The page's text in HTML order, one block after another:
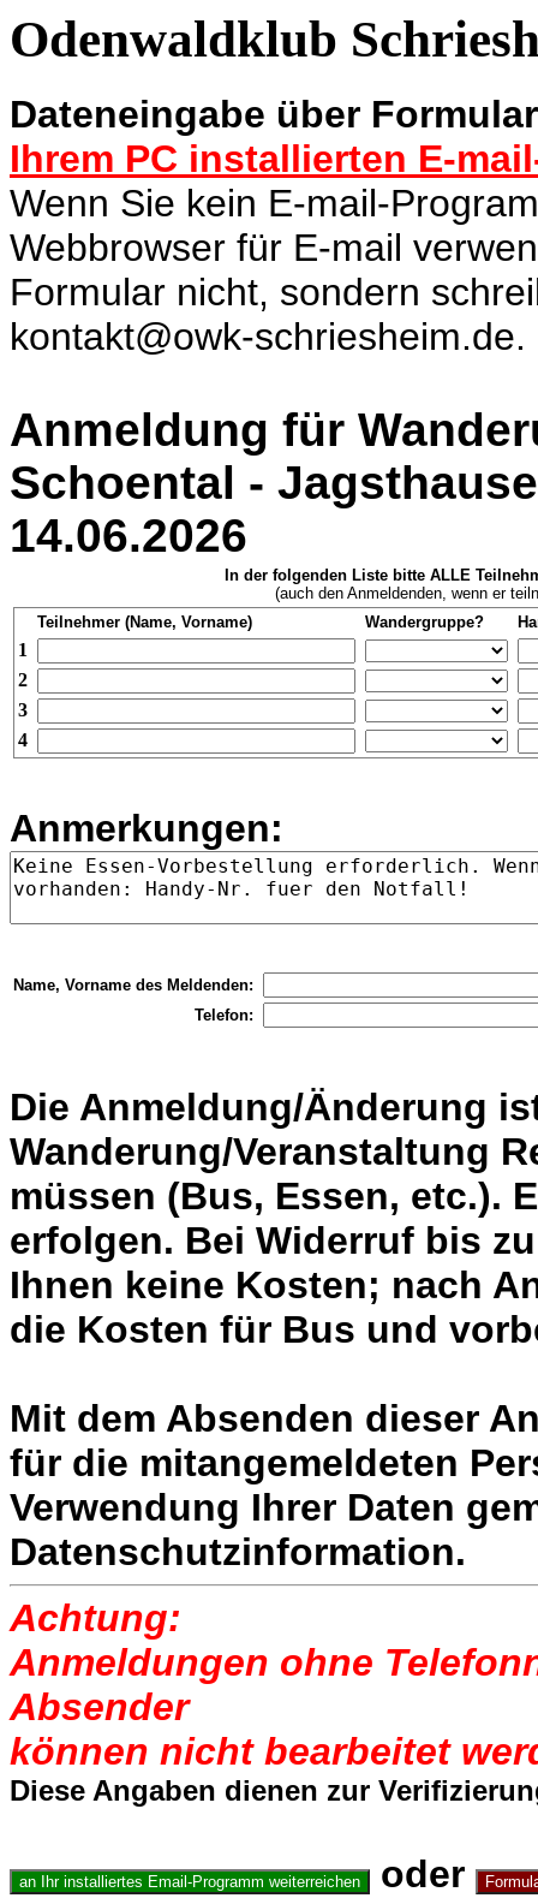
Odenwaldklub
Dateneingabe über
Ihrem PC installierten E-
Wenn Sie kein E-mail-
Webbrowser für E-mail
Formular nicht, sondern
kontakt@owk-schriesheim.de.
Anmeldung für
Schoental -
14.06.2026
In der folgenden Liste bitte ALLE
(auch den Anmeldenden, wenn er
Teilnehmer (Name, Vorname)
Wandergruppe?
1
2
3
4
Anmerkungen:
Name, Vorname des Meldenden:
Telefon:
Die Anmeldung/Änderung
Wanderung/Veranstaltung
müssen (Bus, Essen, etc.).
erfolgen. Bei Widerruf bis
Ihnen keine Kosten; nach
die Kosten für Bus und
Mit dem Absenden dieser
für die mitangemeldeten
Verwendung Ihrer Daten
Datenschutzinformation.
Achtung:
Anmeldungen ohne
Absender
können nicht bearbeitet
Diese Angaben dienen zur
oder